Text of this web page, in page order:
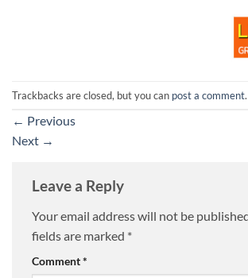
Trackbacks are closed, but you can post a comment.
← Previous
Next →
Leave a Reply
Your email address will not be
fields are marked *
Comment*